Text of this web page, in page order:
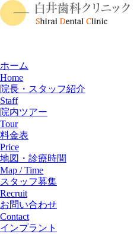
ホーム
Home
院長・スタッフ紹介
Staff
院内ツアー
Tour
料金表
Price
地図・診療時間
Map / Time
スタッフ募集
Recruit
お問い合わせ
Contact
インプラント